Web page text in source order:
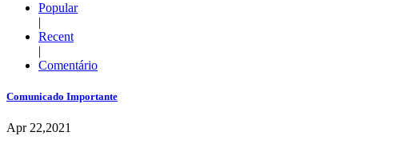
Popular
|
Recent
|
Comentário
Comunicado Importante
Apr 22,2021